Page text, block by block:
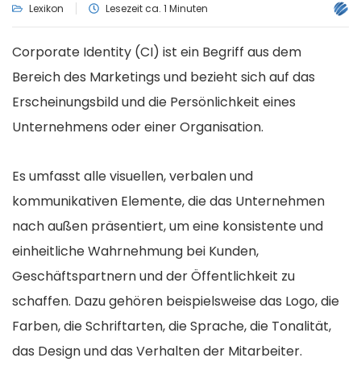
Lexikon Lesezeit ca. 1 Minuten
Corporate Identity (CI) ist ein Begriff aus dem
Bereich des Marketings und bezieht sich auf das
Erscheinungsbild und die Persönlichkeit eines
Unternehmens oder einer Organisation.
Es umfasst alle visuellen, verbalen und
kommunikativen Elemente, die das Unternehmen
nach außen präsentiert, um eine konsistente und
einheitliche Wahrnehmung bei Kunden,
Geschäftspartnern und der Öffentlichkeit zu
schaffen. Dazu gehören beispielsweise das Logo, die
Farben, die Schriftarten, die Sprache, die Tonalität,
das Design und das Verhalten der Mitarbeiter.